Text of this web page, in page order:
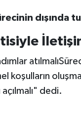
dışında
dedi.